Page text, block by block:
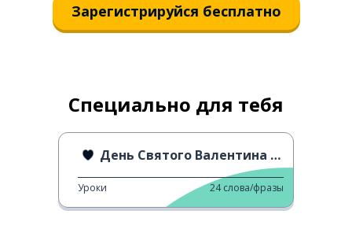
Зарегистрируйся бесплатно
Специально для тебя
День Святого Валентина в Японии
Уроки 24 слова/фразы